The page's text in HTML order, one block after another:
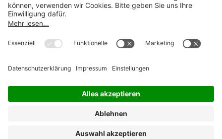
und 12:30 bis 17:00 Uhr
Freitag
und 12:30 bis 15:00 Uhr